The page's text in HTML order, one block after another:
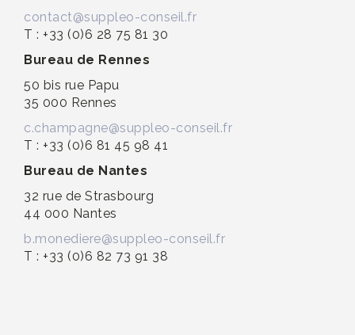
contact@suppleo-conseil.fr
T : +33 (0)6 28 75 81 30
Bureau de Rennes
50 bis rue Papu
35 000 Rennes
c.champagne@suppleo-conseil.fr
T : +33 (0)6 81 45 98 41
Bureau de Nantes
32 rue de Strasbourg
44 000 Nantes
b.monediere@suppleo-conseil.fr
T : +33 (0)6 82 73 91 38